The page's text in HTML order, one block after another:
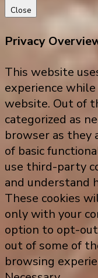
Close
Privacy
This website
experience
website. Out of
categorized as
browser as they
of basic
use third-party
and understand
These cookies
only with your
option to opt-
out of some of
browsing